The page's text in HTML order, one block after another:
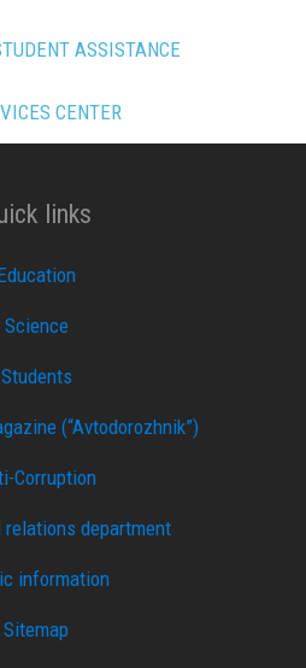
ASSISTANCE
CENTER
links
Science
Students
(“Avtodorozhnik”)
Corruption
department
information
Sitemap